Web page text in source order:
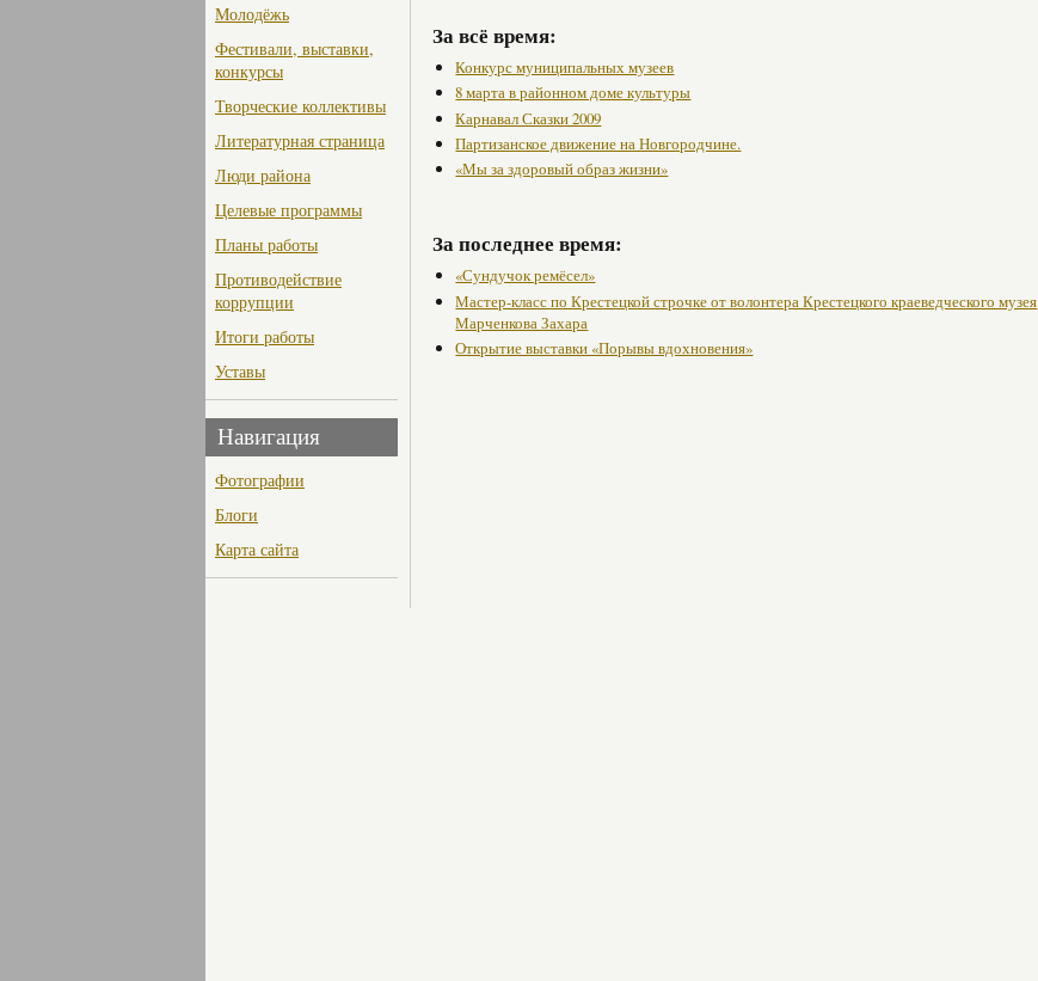
Молодёжь
Фестивали, выставки,
конкурсы
Творческие коллективы
Литературная страница
Люди района
Целевые программы
Планы работы
Противодействие
коррупции
Итоги работы
Уставы
Навигация
Фотографии
Блоги
Карта сайта
За всё время:
Конкурс муниципальных музеев
8 марта в районном доме культуры
Карнавал Сказки 2009
Партизанское движение на Новгородчине.
«Мы за здоровый образ жизни»
За последнее время:
«Сундучок ремёсел»
Мастер-класс по Крестецкой строчке от волонтера Крестецкого краеведческого музея
Марченкова Захара
Открытие выставки «Порывы вдохновения»